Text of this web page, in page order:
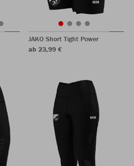
JAKO Short Tight Power
ab 23,99 €